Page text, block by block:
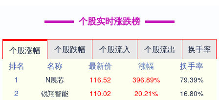
个股实时涨跌榜
个股涨幅 个股跌幅 个股流入 个股流出
换手率
排名
名称 最新价 涨幅
换手率
1
N展芯 116.52 396.89% 79.39%
2 锐翔智能 110.02 20.21% 16.80%